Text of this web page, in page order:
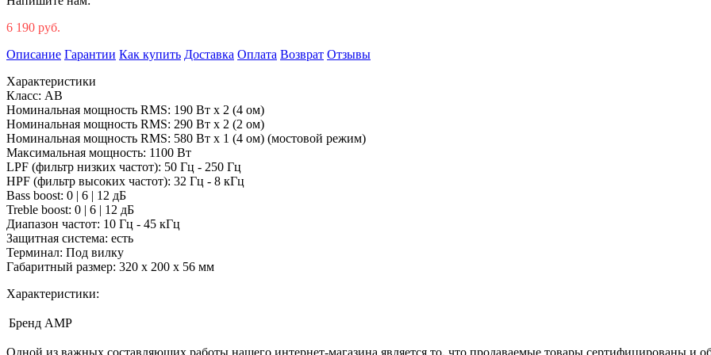
6 190 руб.
Описание Гарантии Как купить Доставка Оплата Возврат Отзывы
Характеристики
Класс: AB
Номинальная мощность RMS: 190 Вт х 2 (4 ом)
Номинальная мощность RMS: 290 Вт х 2 (2 ом)
Номинальная мощность RMS: 580 Вт х 1 (4 ом) (мостовой режим)
Максимальная мощность: 1100 Вт
LPF (фильтр низких частот): 50 Гц - 250 Гц
HPF (фильтр высоких частот): 32 Гц - 8 кГц
Bass boost: 0 | 6 | 12 дБ
Treble boost: 0 | 6 | 12 дБ
Диапазон частот: 10 Гц - 45 кГц
Защитная система: есть
Терминал: Под вилку
Габаритный размер: 320 х 200 х 56 мм
Характеристики:
Бренд AMP
Одной из важных составляющих работы нашего интернет-магазина является то, что продаваемые товары сертифицированы и